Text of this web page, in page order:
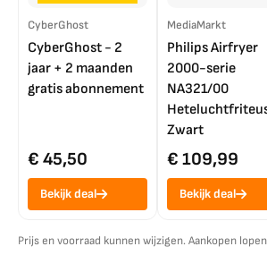
CyberGhost
CyberGhost - 2
jaar + 2 maanden
gratis abonnement
€ 45,50
Bekijk deal
MediaMarkt
Philips Airfryer
2000-serie
NA321/00
Zwart
€ 109,99
Bekijk deal
Prijs en voorraad kunnen wijzigen. Aankopen